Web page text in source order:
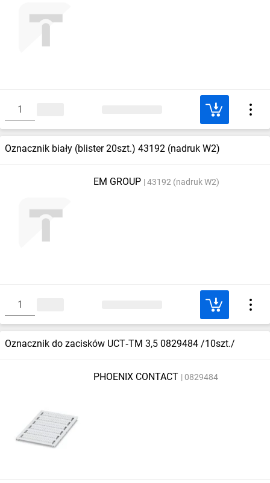
Oznacznik biały (blister 20szt.) 43192 (nadruk W2)
EM GROUP 43192 (nadruk W2)
Oznacznik do zacisków UCT‑TM 3,5 0829484 /10szt./
PHOENIX CONTACT 0829484